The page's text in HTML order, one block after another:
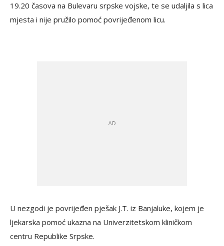
19.20 časova na Bulevaru srpske vojske, te se udaljila s lica
mjesta i nije pružilo pomoć povrijeđenom licu.
U nezgodi je povrijeđen pješak J.T. iz Banjaluke, kojem je
ljekarska pomoć ukazna na Univerzitetskom kliničkom
centru Republike Srpske.